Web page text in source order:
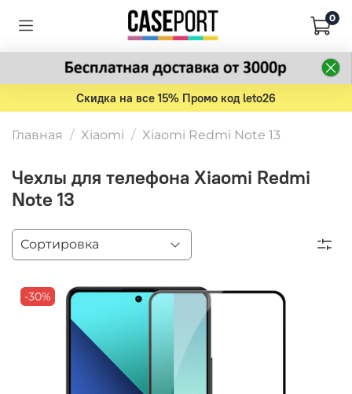
0
Скидка на все 15% Промо код leto26
Главная Xiaomi Xiaomi Redmi Note 13
Чехлы для телефона Xiaomi Redmi
Note 13
-30%